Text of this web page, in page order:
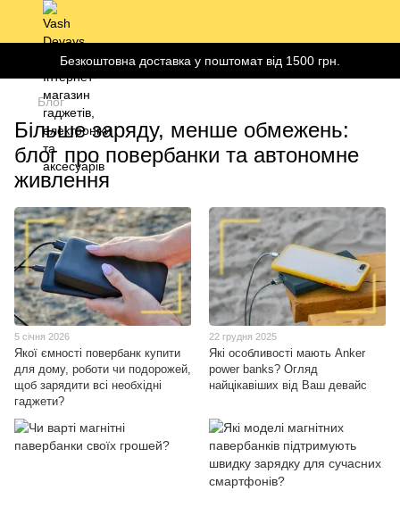
Безкоштовна доставка у поштомат від 1500 грн.
Блог
Більше заряду, менше обмежень:
блог про повербанки та автономне
живлення
5 січня 2026
Якої ємності повербанк купити
для дому, роботи чи подорожей,
щоб зарядити всі необхідні
гаджети?
22 грудня 2025
Які особливості мають Anker
power banks? Огляд
найцікавіших від Ваш девайс